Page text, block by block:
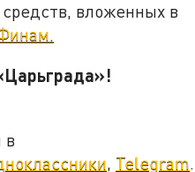
средств, вложенных в
в
, Telegram.